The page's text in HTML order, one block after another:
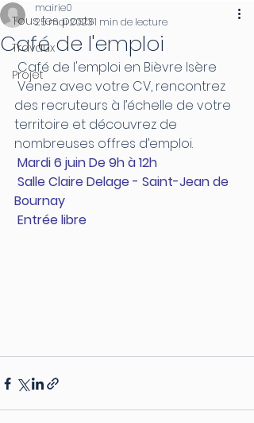
Tous les posts
Travaux
Projet
Café de l'emploi
mairie0
25 mai 20231 min de lecture
Café de l'emploi en Bièvre Isère
des recruteurs à l’échelle de votre
territoire et découvrez de
nombreuses offres d’emploi.
Mardi 6 juin De 9h à 12h
Salle Claire Delage - Saint-Jean de
Bournay
Entrée libre